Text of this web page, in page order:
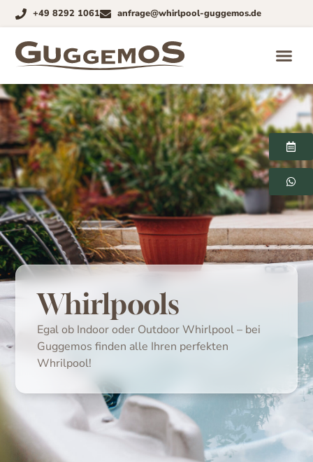
+49 8292 1061 anfrage@whirlpool-guggemos.de
Whirlpools
Egal ob Indoor oder Outdoor Whirlpool – bei
Guggemos finden alle Ihren perfekten
Whrilpool!